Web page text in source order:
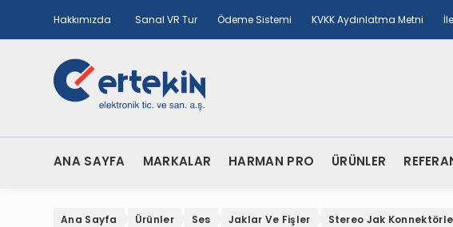
Hakkımızda Sanal VR Tur Ödeme Sistemi KVKK Aydınlatma Metni
ANA SAYFA MARKALAR HARMAN PRO ÜRÜNLER
Ana Sayfa Ürünler Ses Jaklar Ve Fişler Stereo Jak